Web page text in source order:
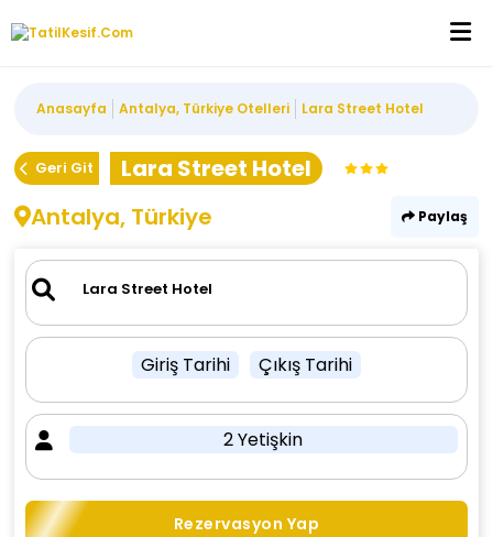
Anasayfa Antalya, Türkiye Otelleri Lara Street Hotel
Geri Git
Lara Street Hotel
Antalya, Türkiye
Paylaş
Giriş Tarihi Çıkış Tarihi
2 Yetişkin
Rezervasyon Yap